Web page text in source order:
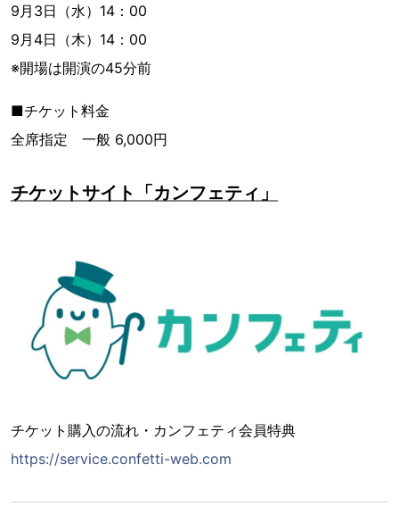
9月3日（水）14：00
9月4日（木）14：00
※開場は開演の45分前
■チケット料金
全席指定 一般 6,000円
チケットサイト「カンフェティ」
チケット購入の流れ・カンフェティ会員特典
https://service.confetti-web.com